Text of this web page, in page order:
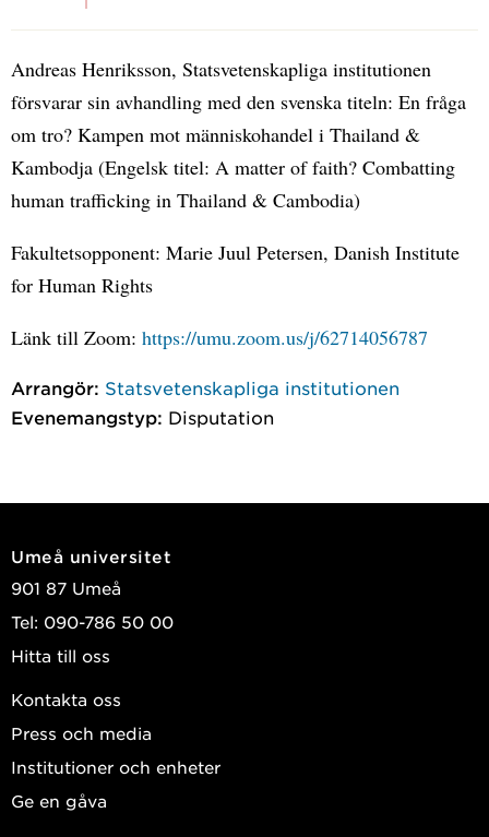
Andreas Henriksson, Statsvetenskapliga institutionen
försvarar sin avhandling med den svenska titeln: En fråga
om tro? Kampen mot människohandel i Thailand &
Kambodja (Engelsk titel: A matter of faith? Combatting
human trafficking in Thailand & Cambodia)
Fakultetsopponent: Marie Juul Petersen, Danish Institute
for Human Rights
Länk till Zoom: https://umu.zoom.us/j/62714056787
Arrangör: Statsvetenskapliga institutionen
Evenemangstyp: Disputation
Umeå universitet
901 87 Umeå
Tel: 090-786 50 00
Hitta till oss
Kontakta oss
Press och media
Institutioner och enheter
Ge en gåva